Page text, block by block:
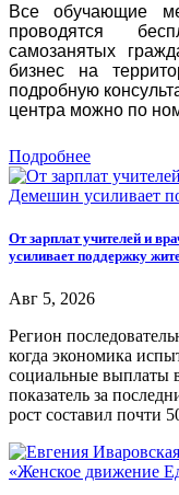
Все обучающие
проводятся
самозанятых
бизнес на
подробную
центра можно по
Подробнее
От зарплат учителей и
усиливает поддержку
Авг 5, 2026
Регион
когда экономика
социальные выплаты
показатель за
рост составил почти